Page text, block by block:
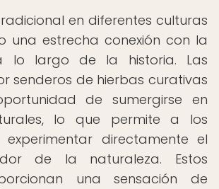
en diferentes culturas
una estrecha conexión con la
lo largo de la historia. Las
senderos de hierbas curativas
de sumergirse en
lo que permite a los
experimentar directamente el
de la naturaleza. Estos
una sensación de